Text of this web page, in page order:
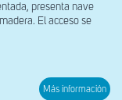
presenta nave
El acceso se
Más información